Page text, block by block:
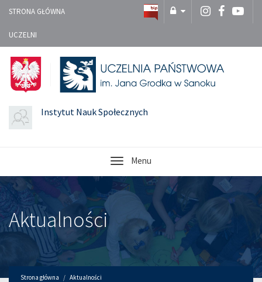
STRONA GŁÓWNA
UCZELNI
Instytut Nauk Społecznych
Menu
Aktualności
Strona główna Aktualności